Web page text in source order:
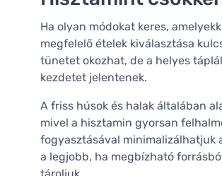
Ha olyan módokat keres,
megfelelő ételek kiválasztása
tünetet okozhat, de a helyes
kezdetet jelentenek.
A friss húsok és halak általában
mivel a hisztamin gyorsan
fogyasztásával minimalizálhatjuk
a legjobb, ha megbízható